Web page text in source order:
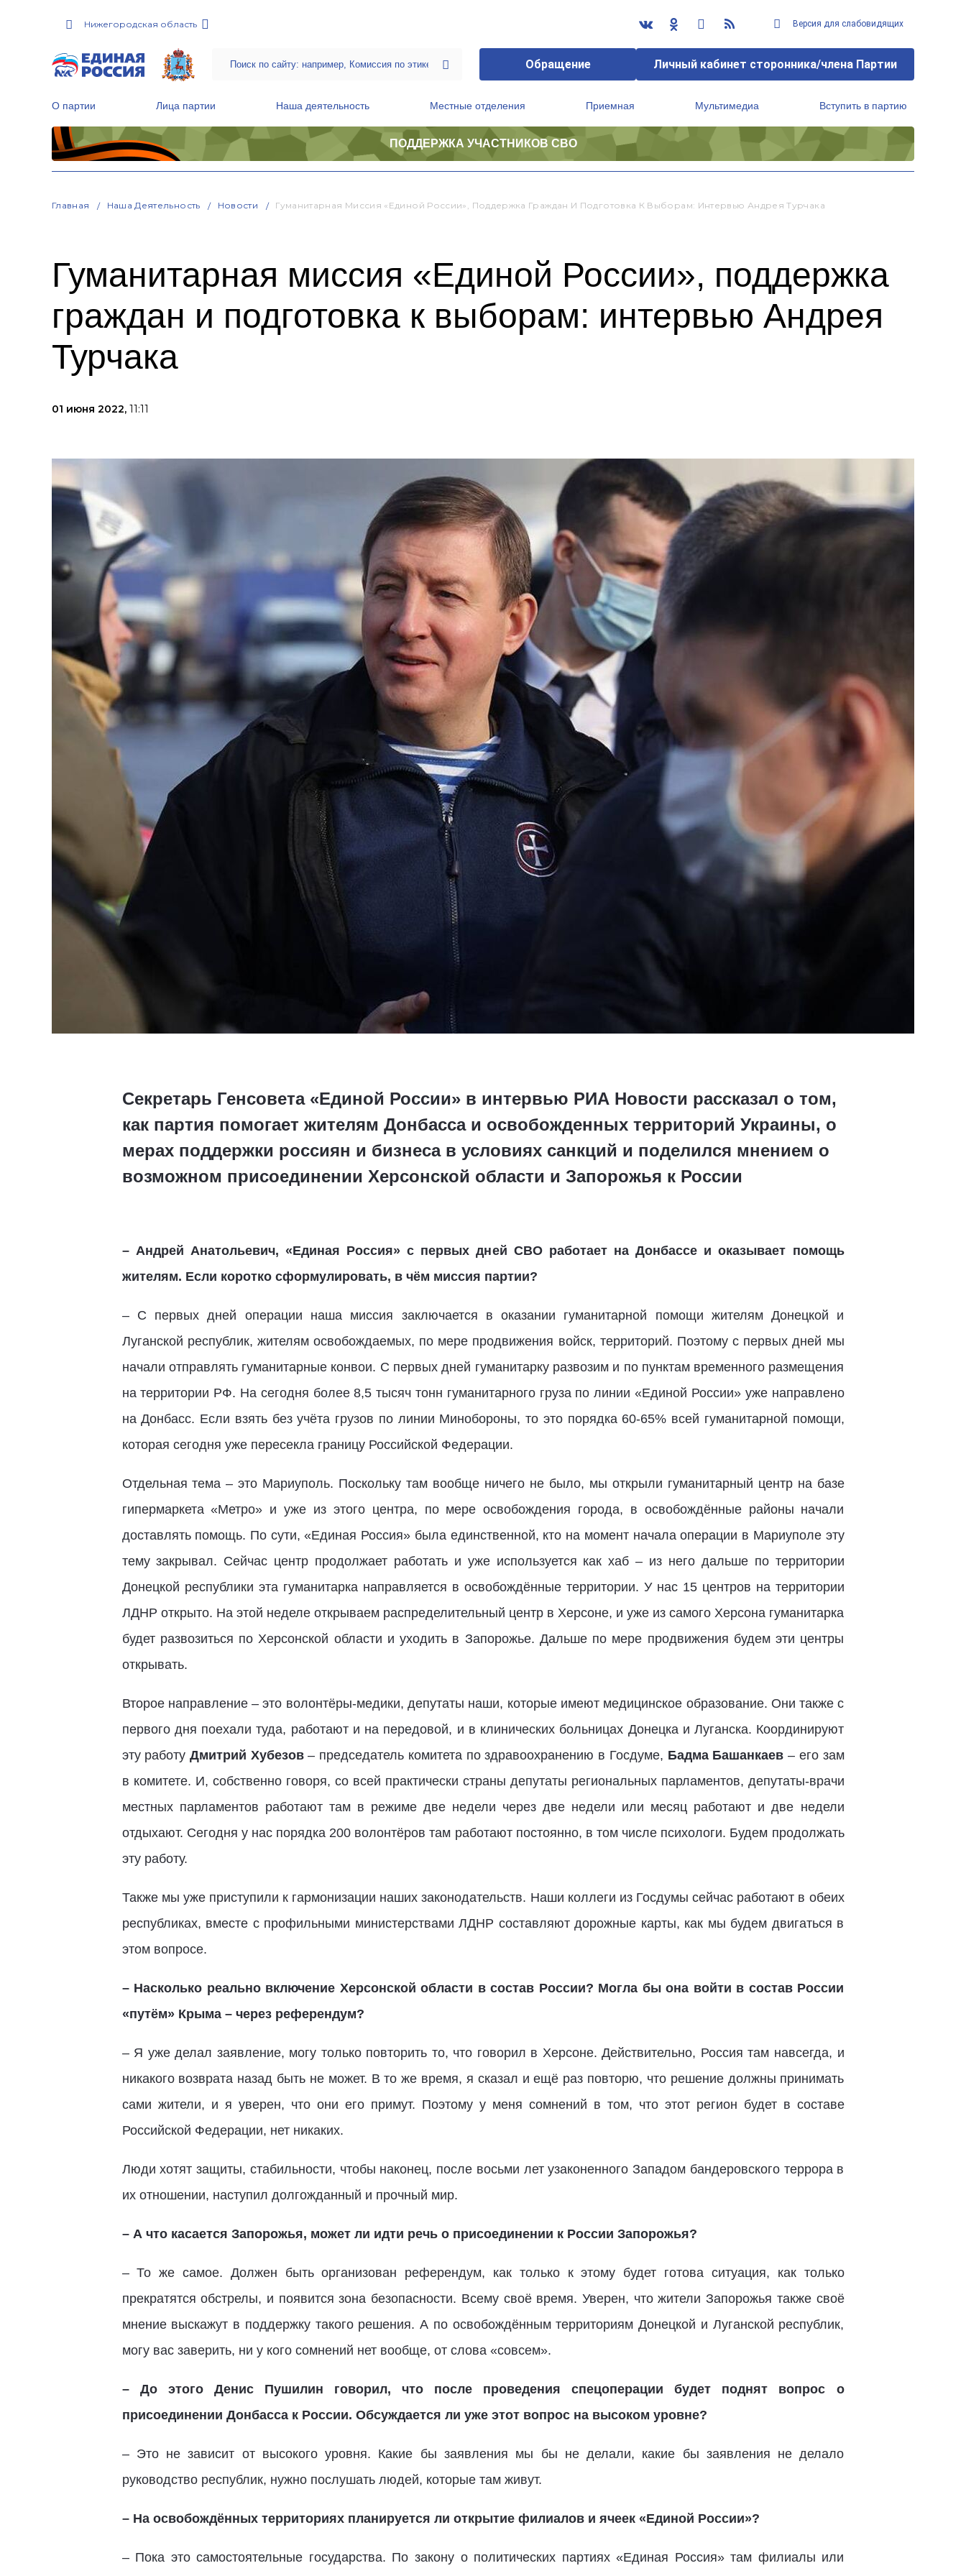
Нижегородская область Версия для слабовидящих
Обращение Личный кабинет сторонника/члена Партии
О партии Лица партии Наша деятельность Местные отделения Приемная Мультимедиа Вступить в партию
ПОДДЕРЖКА УЧАСТНИКОВ СВО
Главная Наша Деятельность Новости Гуманитарная Миссия «Единой России», Поддержка Граждан И Подготовка К Выборам: Интервью Андрея Турчака
Гуманитарная миссия «Единой России», поддержка
граждан и подготовка к выборам: интервью Андрея
Турчака
01 июня 2022, 11:11
Секретарь Генсовета «Единой России» в интервью РИА Новости рассказал о том,
как партия помогает жителям Донбасса и освобожденных территорий Украины, о
мерах поддержки россиян и бизнеса в условиях санкций и поделился мнением о
возможном присоединении Херсонской области и Запорожья к России
– Андрей Анатольевич, «Единая Россия» с первых дней СВО работает на Донбассе и оказывает помощь
жителям. Если коротко сформулировать, в чём миссия партии?
– С первых дней операции наша миссия заключается в оказании гуманитарной помощи жителям Донецкой и
Луганской республик, жителям освобождаемых, по мере продвижения войск, территорий. Поэтому с первых дней мы
начали отправлять гуманитарные конвои. С первых дней гуманитарку развозим и по пунктам временного размещения
на территории РФ. На сегодня более 8,5 тысяч тонн гуманитарного груза по линии «Единой России» уже направлено
на Донбасс. Если взять без учёта грузов по линии Минобороны, то это порядка 60-65% всей гуманитарной помощи,
которая сегодня уже пересекла границу Российской Федерации.
Отдельная тема – это Мариуполь. Поскольку там вообще ничего не было, мы открыли гуманитарный центр на базе
гипермаркета «Метро» и уже из этого центра, по мере освобождения города, в освобождённые районы начали
доставлять помощь. По сути, «Единая Россия» была единственной, кто на момент начала операции в Мариуполе эту
тему закрывал. Сейчас центр продолжает работать и уже используется как хаб – из него дальше по территории
Донецкой республики эта гуманитарка направляется в освобождённые территории. У нас 15 центров на территории
ЛДНР открыто. На этой неделе открываем распределительный центр в Херсоне, и уже из самого Херсона гуманитарка
будет развозиться по Херсонской области и уходить в Запорожье. Дальше по мере продвижения будем эти центры
открывать.
Второе направление – это волонтёры-медики, депутаты наши, которые имеют медицинское образование. Они также с
первого дня поехали туда, работают и на передовой, и в клинических больницах Донецка и Луганска. Координируют
эту работу Дмитрий Хубезов– председатель комитета по здравоохранению в Госдуме, Бадма Башанкаев – его зам
в комитете. И, собственно говоря, со всей практически страны депутаты региональных парламентов, депутаты-врачи
местных парламентов работают там в режиме две недели через две недели или месяц работают и две недели
отдыхают. Сегодня у нас порядка 200 волонтёров там работают постоянно, в том числе психологи. Будем продолжать
эту работу.
Также мы уже приступили к гармонизации наших законодательств. Наши коллеги из Госдумы сейчас работают в обеих
республиках, вместе с профильными министерствами ЛДНР составляют дорожные карты, как мы будем двигаться в
этом вопросе.
– Насколько реально включение Херсонской области в состав России? Могла бы она войти в состав России
«путём» Крыма – через референдум?
– Я уже делал заявление, могу только повторить то, что говорил в Херсоне. Действительно, Россия там навсегда, и
никакого возврата назад быть не может. В то же время, я сказал и ещё раз повторю, что решение должны принимать
сами жители, и я уверен, что они его примут. Поэтому у меня сомнений в том, что этот регион будет в составе
Российской Федерации, нет никаких.
Люди хотят защиты, стабильности, чтобы наконец, после восьми лет узаконенного Западом бандеровского террора в
их отношении, наступил долгожданный и прочный мир.
– А что касается Запорожья, может ли идти речь о присоединении к России Запорожья?
– То же самое. Должен быть организован референдум, как только к этому будет готова ситуация, как только
прекратятся обстрелы, и появится зона безопасности. Всему своё время. Уверен, что жители Запорожья также своё
мнение выскажут в поддержку такого решения. А по освобождённым территориям Донецкой и Луганской республик,
могу вас заверить, ни у кого сомнений нет вообще, от слова «совсем».
– До этого Денис Пушилин говорил, что после проведения спецоперации будет поднят вопрос о
присоединении Донбасса к России. Обсуждается ли уже этот вопрос на высоком уровне?
– Это не зависит от высокого уровня. Какие бы заявления мы бы не делали, какие бы заявления не делало
руководство республик, нужно послушать людей, которые там живут.
– На освобождённых территориях планируется ли открытие филиалов и ячеек «Единой России»?
– Пока это самостоятельные государства. По закону о политических партиях «Единая Россия» там филиалы или